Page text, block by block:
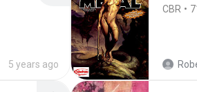
5 years ago
CBR